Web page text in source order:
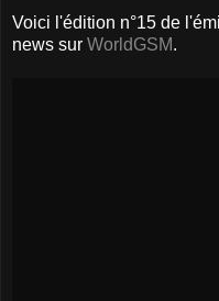
Voici l'édition n°15 de
news sur WorldGSM.